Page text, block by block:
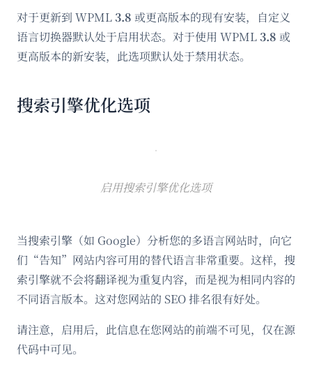
对于更新到 WPML3.8 或更高版本的现有安装，自定义
语言切换器默认处于启用状态。对于使用 WPML3.8 或
更高版本的新安装，此选项默认处于禁用状态。
搜索引擎优化选项
启用搜索引擎优化选项
当搜索引擎（如 Google）分析您的多语言网站时，向它
们“告知”网站内容可用的替代语言非常重要。这样，搜
索引擎就不会将翻译视为重复内容，而是视为相同内容的
不同语言版本。这对您网站的 SEO 排名很有好处。
请注意，启用后，此信息在您网站的前端不可见，仅在源
代码中可见。